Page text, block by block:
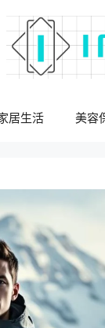
居生活 美容